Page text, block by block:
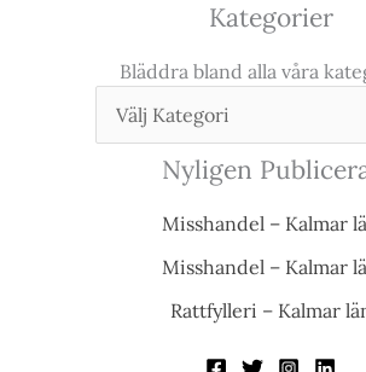
Kategorier
Bläddra bland alla våra
Nyligen
Misshandel – Kalmar
Misshandel – Kalmar
Rattfylleri – Kalmar